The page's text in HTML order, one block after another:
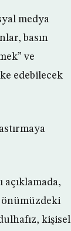
medya
basın
ve
edebilecek
açıklamada,
önümüzdeki
kişisel